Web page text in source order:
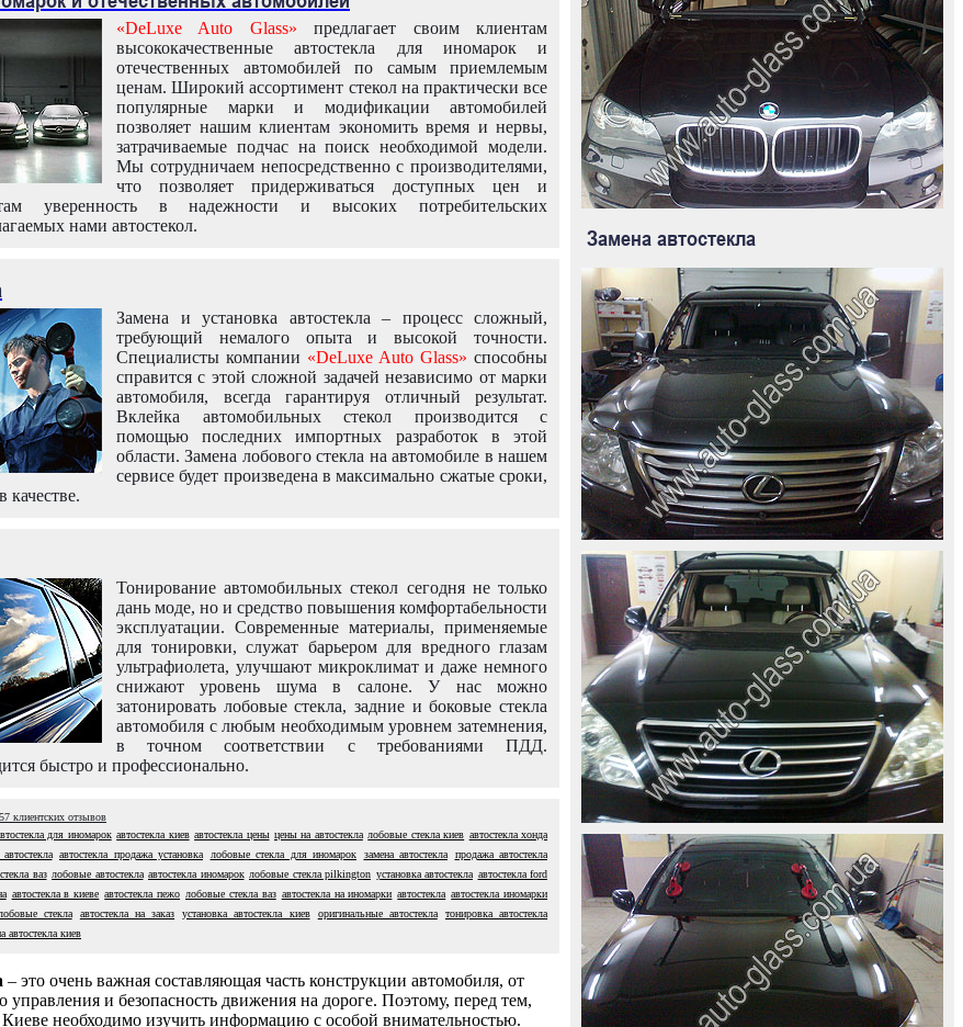
«DeLuxe Auto Glass» предлагает своим клиентам
высококачественные автостекла для иномарок и
отечественных автомобилей по самым приемлемым
ценам. Широкий ассортимент стекол на практически все
популярные марки и модификации автомобилей
позволяет нашим клиентам экономить время и нервы,
затрачиваемые подчас на поиск необходимой модели.
Мы сотрудничаем непосредственно с производителями,
что позволяет придерживаться доступных цен и
уверенность в надежности и высоких потребительских
нами автостекол.
Замена и установка автостекла – процесс сложный,
требующий немалого опыта и высокой точности.
Специалисты компании «DeLuxe Auto Glass» способны
справится с этой сложной задачей независимо от марки
автомобиля, всегда гарантируя отличный результат.
Вклейка автомобильных стекол производится с
помощью последних импортных разработок в этой
области. Замена лобового стекла на автомобиле в нашем
сервисе будет произведена в максимально сжатые сроки,
качестве.
Тонирование автомобильных стекол сегодня не только
дань моде, но и средство повышения комфортабельности
эксплуатации. Современные материалы, применяемые
для тонировки, служат барьером для вредного глазам
ультрафиолета, улучшают микроклимат и даже немного
снижают уровень шума в салоне. У нас можно
затонировать лобовые стекла, задние и боковые стекла
автомобиля с любым необходимым уровнем затемнения,
в точном соответствии с требованиями ПДД.
быстро и профессионально.
57 клиентских отзывов
для иномарок автостекла киев автостекла цены цены на автостекла лобовые стекла киев автостекла хонда
автостекла продажа установка лобовые стекла для иномарок замена автостекла
продажа автостекла
ваз лобовые автостекла автостекла иномарок лобовые стекла pilkington установка автостекла автостекла ford
автостекла в киеве автостекла пежо лобовые стекла ваз автостекла на иномарки автостекла автостекла иномарки
стекла автостекла на заказ установка автостекла киев оригинальные автостекла
тонировка автостекла
автостекла киев
– это очень важная составляющая часть конструкции автомобиля, от
управления и безопасность движения на дороге. Поэтому, перед тем,
Киеве необходимо изучить информацию с особой внимательностью.
Замена автостекла